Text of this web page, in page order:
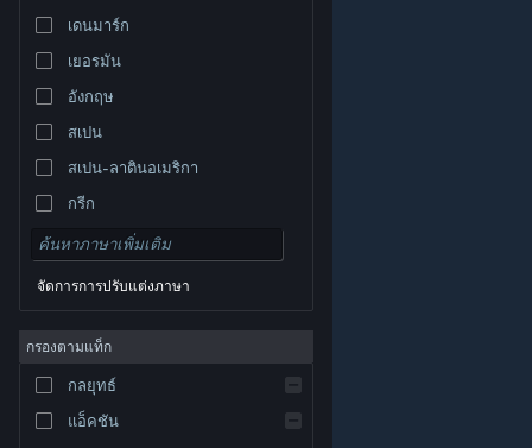
© Valve Corporation สงวนลิขสิทธิ์ เครื่องหมายการค้า
และประเทศอื่น
นโยบายความเป็นส่วนตัว
การช่วยการเข้าถึง|
Steam| การคืนเงิน
เดนมาร์ก
เยอรมัน
อังกฤษ
สเปน
สเปน-ลาตินอเมริกา
กรีก
จัดการการปรับแต่งภาษา
กรองตามแท็ก
กลยุทธ์
แอ็คชัน